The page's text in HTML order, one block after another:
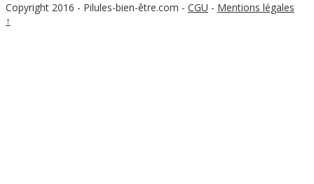
Copyright 2016 - Pilules-bien-être.com - CGU - Mentions légales
↑